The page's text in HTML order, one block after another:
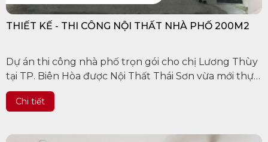
THIẾT KẾ - THI CÔNG NỘI THẤT NHÀ PHỐ 200M2
Dự án thi công nhà phố trọn gói cho chị Lương Thùy
tại TP. Biên Hòa được Nội Thất Thái Sơn vừa mới thực
hiện. Công trình được xây dựng trên khu đất rộng
100m2, bao gồm 2...
Chi tiết